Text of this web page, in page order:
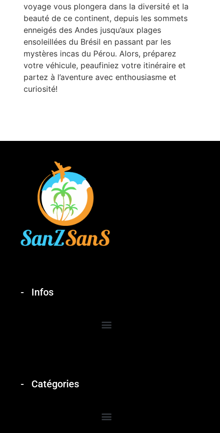
voyage vous plongera dans la diversité et la
beauté de ce continent, depuis les sommets
enneigés des Andes jusqu’aux plages
ensoleillées du Brésil en passant par les
mystères incas du Pérou. Alors, préparez
votre véhicule, peaufiniez votre itinéraire et
partez à l’aventure avec enthousiasme et
curiosité!
Infos
Catégories